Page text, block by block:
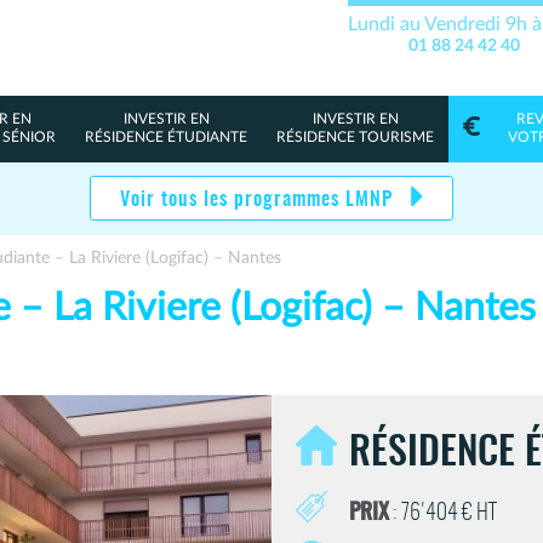
EN
SÉNIOR
INVESTIR EN
RÉSIDENCE ÉTUDIANTE
INVESTIR EN
RÉSIDENCE TOURISME
Lundi au Vendredi 9h
01 88 24 42 40
Voir tous les programmes LMNP
– La Riviere (Logifac) – Nantes
RÉSIDENCE
PRIX: 76'404 € HT
– La Riviere (Logifac) – Nantes